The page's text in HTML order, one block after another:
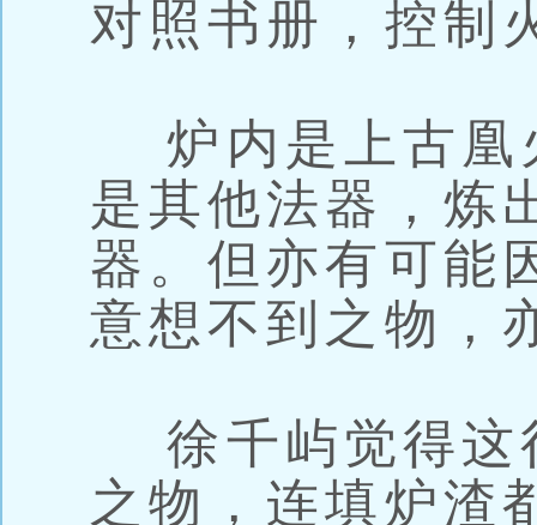
对照书册，控制
炉内是上古凰
是其他法器，炼
器。但亦有可能
意想不到之物，
徐千屿觉得这
之物，连填炉渣